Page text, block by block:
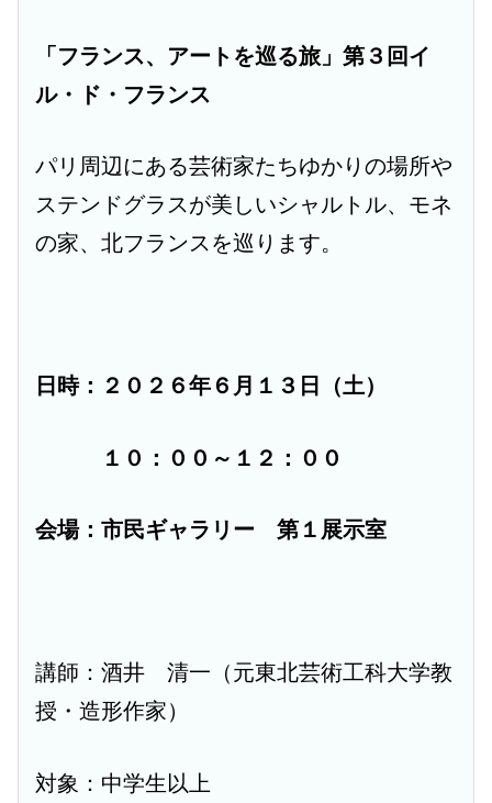
「フランス、アートを巡る旅」第３回イ
ル・ド・フランス
パリ周辺にある芸術家たちゆかりの場所や
ステンドグラスが美しいシャルトル、モネ
の家、北フランスを巡ります。
日時：２０２６年６月１３日（土）
１０ ：００～１２：００
会場：市民ギャラリー 第１展示室
講師：酒井 清一（元東北芸術工科大学教
授・造形作家）
対象：中学生以上